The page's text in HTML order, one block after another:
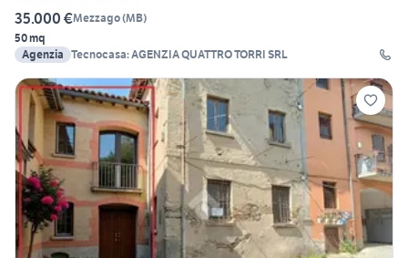
35.000 €Mezzago(MB)
50 mq
Agenzia Tecnocasa: AGENZIA QUATTRO TORRI SRL